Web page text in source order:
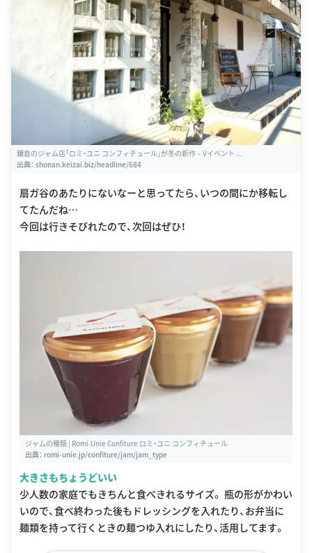
鎌倉のジャム店「ロミ・ユニ コンフィチュール」が冬の新作－Vイベント ...
出典： shonan.keizai.biz/headline/684
扇ガ谷のあたりにないなーと思ってたら、いつの間にか移転し
てたんだね…
今回は行きそびれたので、次回はぜひ！
ジャムの種類 | Romi-Unie Confiture ロミ・ユニ コンフィチュール
出典： romi-unie.jp/confiture/jam/jam_type
大きさもちょうどいい
少人数の家庭でもきちんと食べきれるサイズ。 瓶の形がかわい
いので、食べ終わった後もドレッシングを入れたり、お弁当に
麺類を持って行くときの麺つゆ入れにしたり、活用してます。